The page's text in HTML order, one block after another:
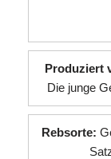
Produziert
Die junge
Rebsorte: